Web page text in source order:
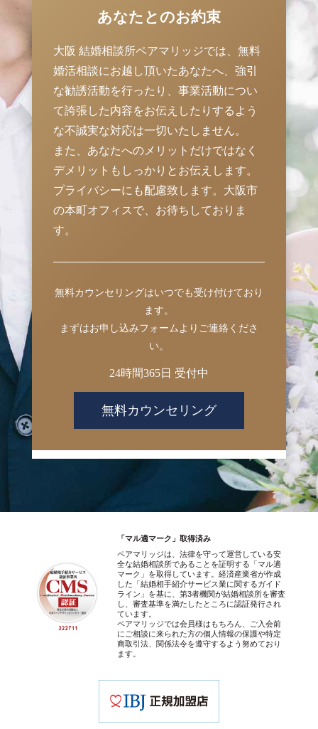
あなたとのお約束
大阪 結婚相談所ペアマリッジでは、無料
婚活相談にお越し頂いたあなたへ、強引
な勧誘活動を行ったり、事業活動につい
て誇張した内容をお伝えしたりするよう
な不誠実な対応は一切いたしません。
また、あなたへのメリットだけではなく
デメリットもしっかりとお伝えします。
プライバシーにも配慮致します。大阪市
の本町オフィスで、お待ちしておりま
す。
無料カウンセリングはいつでも受け付けており
ます。
まずはお申し込みフォームよりご連絡くださ
い。
24時間365日 受付中
無料カウンセリング
「マル適マーク」取得済み
ペアマリッジは、法律を守って運営している安
全な結婚相談所であることを証明する「マル適
マーク」を取得しています。経済産業省が作成
した「結婚相手紹介サービス業に関するガイド
ライン」を基に、第3者機関が結婚相談所を審査
し、審査基準を満たしたところに認証発行され
ています。
ペアマリッジでは会員様はもちろん、ご入会前
にご相談に来られた方の個人情報の保護や特定
商取引法、関係法令を遵守するよう努めており
ます。